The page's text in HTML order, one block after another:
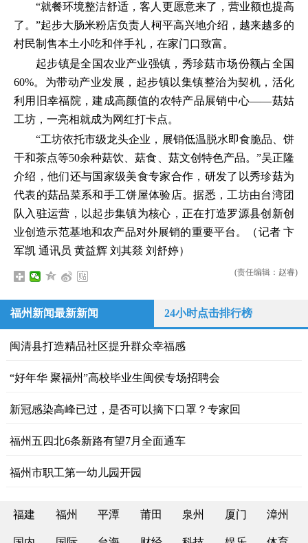
“就餐环境整洁舒适，客人更愿意来了，营业额也提高
了。”起步大肠米粉店负责人柯平高兴地介绍，越来越多的
村民制售本土小吃和伴手礼，在家门口致富。
起步镇是全国农业产业强镇，秀珍菇市场份额占全国
60%。为带动产业发展，起步镇以集镇整治为契机，活化
利用旧幸福院，建成高颜值的农特产品展销中心——菇姑
工坊，一亮相就成为网红打卡点。
“工坊依托市级龙头企业，展销低温脱水即食脆品、饼
干和茶点等50余种菇饮、菇食、菇文创特色产品。”吴正隆
介绍，他们还与国家级美食专家合作，研发了以秀珍菇为
代表的菇品菜系和手工饼屋体验店。据悉，工坊由台湾团
队入驻运营，以起步集镇为核心，正在打造罗源县创新创
业创造示范基地和农产品对外展销的重要平台。（记者 卞
军凯 通讯员 黄益辉 刘其燚 刘舒婷）
(责任编辑：赵睿)
福州新闻最新新闻 24小时点击排行榜
闽清县打造精品社区提升群众幸福感
“好年华 聚福州”高校毕业生闽侯专场招聘会
新冠感染高峰已过，是否可以摘下口罩？专家回
福州五四北6条新路有望7月全面通车
福州市职工第一幼儿园开园
福建 福州 平潭 莆田 泉州 厦门 漳州